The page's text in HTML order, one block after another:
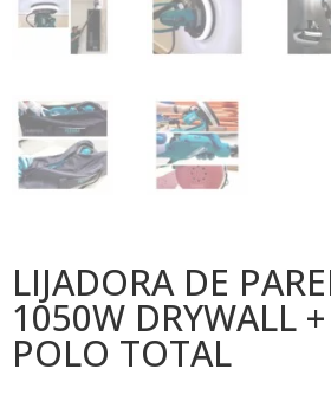
LIJADORA DE
1050W DRYWALL
POLO TOTAL